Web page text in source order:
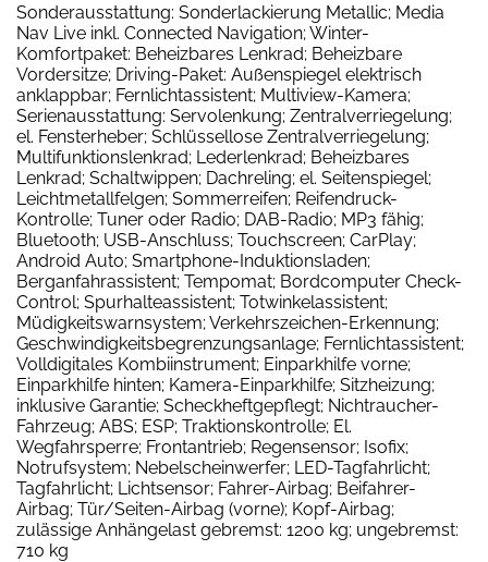
Sonderausstattung: Sonderlackierung Metallic; Media
Nav Live inkl. Connected Navigation; Winter-
Komfortpaket: Beheizbares Lenkrad; Beheizbare
Vordersitze; Driving-Paket: Außenspiegel elektrisch
anklappbar; Fernlichtassistent; Multiview-Kamera;
Serienausstattung: Servolenkung; Zentralverriegelung;
el. Fensterheber; Schlüssellose Zentralverriegelung;
Multifunktionslenkrad; Lederlenkrad; Beheizbares
Lenkrad; Schaltwippen; Dachreling; el. Seitenspiegel;
Leichtmetallfelgen; Sommerreifen; Reifendruck-
Kontrolle; Tuner oder Radio; DAB-Radio; MP3 fähig;
Bluetooth; USB-Anschluss; Touchscreen; CarPlay;
Android Auto; Smartphone-Induktionsladen;
Berganfahrassistent; Tempomat; Bordcomputer Check-
Control; Spurhalteassistent; Totwinkelassistent;
Müdigkeitswarnsystem; Verkehrszeichen-Erkennung;
Geschwindigkeitsbegrenzungsanlage; Fernlichtassistent;
Volldigitales Kombiinstrument; Einparkhilfe vorne;
Einparkhilfe hinten; Kamera-Einparkhilfe; Sitzheizung;
inklusive Garantie; Scheckheftgepflegt; Nichtraucher-
Fahrzeug; ABS; ESP; Traktionskontrolle; El.
Wegfahrsperre; Frontantrieb; Regensensor; Isofix;
Notrufsystem; Nebelscheinwerfer; LED-Tagfahrlicht;
Tagfahrlicht; Lichtsensor; Fahrer-Airbag; Beifahrer-
Airbag; Tür/Seiten-Airbag (vorne); Kopf-Airbag;
zulässige Anhängelast gebremst: 1200 kg; ungebremst:
710 kg